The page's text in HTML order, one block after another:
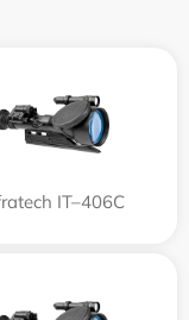
IT–406С